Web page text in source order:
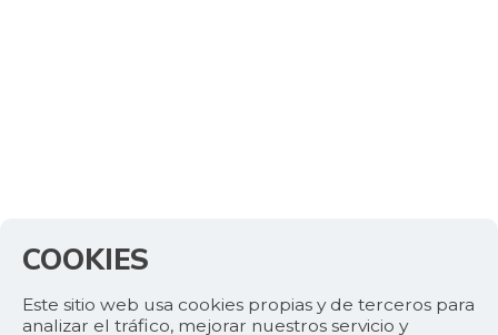
COOKIES
Este sitio web usa cookies propias y de terceros para
analizar el tráfico, mejorar nuestros servicio y